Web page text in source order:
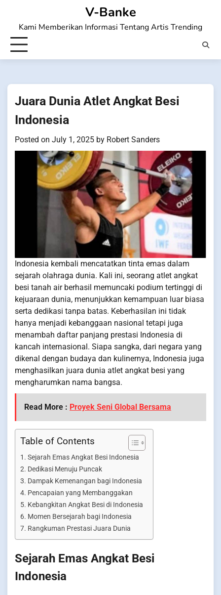
content
V-Banke
Kami Memberikan Informasi Tentang Artis Trending
Juara Dunia Atlet Angkat Besi
Indonesia
Posted on July 1, 2025 by Robert Sanders
Indonesia kembali mencatatkan tinta emas dalam
sejarah olahraga dunia. Kali ini, seorang atlet angkat
besi tanah air berhasil memuncaki podium tertinggi di
kejuaraan dunia, menunjukkan kemampuan luar biasa
serta dedikasi tanpa batas. Keberhasilan ini tidak
hanya menjadi kebanggaan nasional tetapi juga
menambah daftar panjang prestasi Indonesia di
kancah internasional. Siapa sangka, dari negara yang
dikenal dengan budaya dan kulinernya, Indonesia juga
menghasilkan juara dunia atlet angkat besi yang
mengharumkan nama bangsa.
Read More : Proyek Seni Global Bersama
Table of Contents
Sejarah Emas Angkat Besi Indonesia
Dedikasi Menuju Puncak
Dampak Kemenangan bagi Indonesia
Pencapaian yang Membanggakan
Kebangkitan Angkat Besi di Indonesia
Momen Bersejarah bagi Indonesia
Rangkuman Prestasi Juara Dunia
Sejarah Emas Angkat Besi
Indonesia